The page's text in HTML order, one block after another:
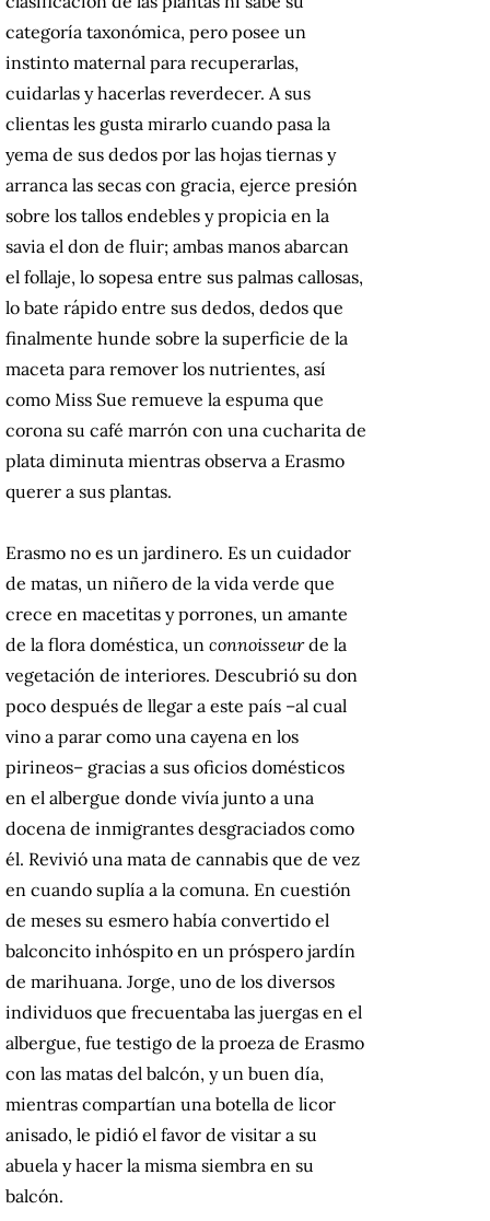
categoría taxonómica, pero posee un
instinto maternal para recuperarlas,
cuidarlas y hacerlas reverdecer. A sus
clientas les gusta mirarlo cuando pasa la
yema de sus dedos por las hojas tiernas y
arranca las secas con gracia, ejerce presión
sobre los tallos endebles y propicia en la
savia el don de fluir; ambas manos abarcan
el follaje, lo sopesa entre sus palmas callosas,
lo bate rápido entre sus dedos, dedos que
finalmente hunde sobre la superficie de la
maceta para remover los nutrientes, así
como Miss Sue remueve la espuma que
corona su café marrón con una cucharita de
plata diminuta mientras observa a Erasmo
querer a sus plantas.
Erasmo no es un jardinero. Es un cuidador
de matas, un niñero de la vida verde que
crece en macetitas y porrones, un amante
de la flora doméstica, un connoisseurde la
vegetación de interiores. Descubrió su don
poco después de llegar a este país –al cual
vino a parar como una cayena en los
pirineos– gracias a sus oficios domésticos
en el albergue donde vivía junto a una
docena de inmigrantes desgraciados como
él. Revivió una mata de cannabis que de vez
en cuando suplía a la comuna. En cuestión
de meses su esmero había convertido el
balconcito inhóspito en un próspero jardín
de marihuana. Jorge, uno de los diversos
individuos que frecuentaba las juergas en el
albergue, fue testigo de la proeza de Erasmo
con las matas del balcón, y un buen día,
mientras compartían una botella de licor
anisado, le pidió el favor de visitar a su
abuela y hacer la misma siembra en su
balcón.